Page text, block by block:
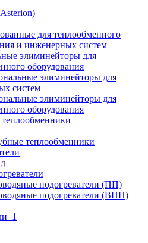
для теплообменного
и инженерных систем
элиминейторы для
оборудования
элиминейторы для
систем
элиминейторы для
оборудования
теплообменники
подогреватели (ПП)
подогреватели (ВПП)